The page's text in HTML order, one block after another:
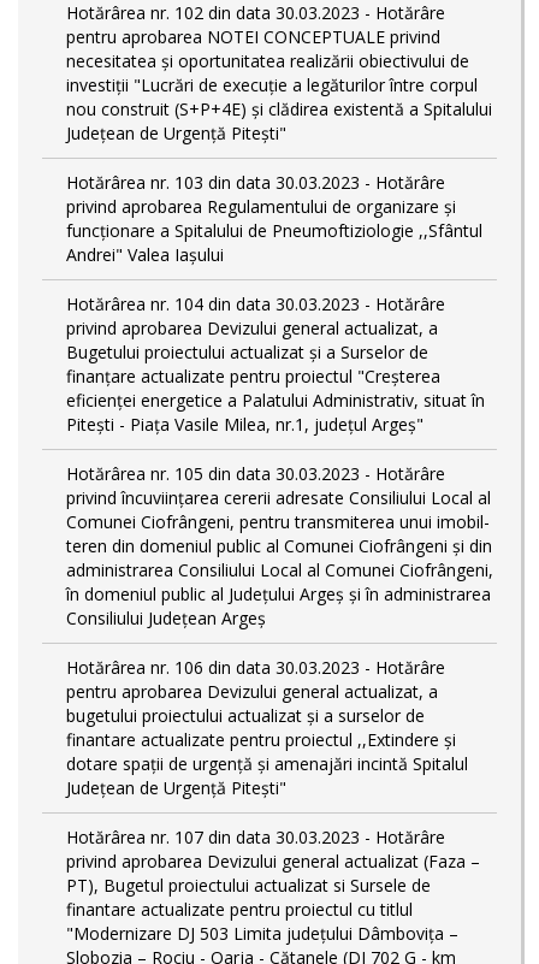
Hotărârea nr. 102 din data 30.03.2023 - Hotărâre
pentru aprobarea NOTEI CONCEPTUALE privind
necesitatea și oportunitatea realizării obiectivului de
investiții "Lucrări de execuție a legăturilor între corpul
nou construit (S+P+4E) și clădirea existentă a Spitalului
Județean de Urgență Pitești"
Hotărârea nr. 103 din data 30.03.2023 - Hotărâre
privind aprobarea Regulamentului de organizare și
funcționare a Spitalului de Pneumoftiziologie ,,Sfântul
Andrei" Valea Iașului
Hotărârea nr. 104 din data 30.03.2023 - Hotărâre
privind aprobarea Devizului general actualizat, a
Bugetului proiectului actualizat și a Surselor de
finanțare actualizate pentru proiectul "Creşterea
eficienţei energetice a Palatului Administrativ, situat în
Piteşti - Piaţa Vasile Milea, nr.1, judeţul Argeş"
Hotărârea nr. 105 din data 30.03.2023 - Hotărâre
privind încuviințarea cererii adresate Consiliului Local al
Comunei Ciofrângeni, pentru transmiterea unui imobil-
teren din domeniul public al Comunei Ciofrângeni și din
administrarea Consiliului Local al Comunei Ciofrângeni,
în domeniul public al Județului Argeș și în administrarea
Consiliului Județean Argeș
Hotărârea nr. 106 din data 30.03.2023 - Hotărâre
pentru aprobarea Devizului general actualizat, a
bugetului proiectului actualizat și a surselor de
finantare actualizate pentru proiectul ,,Extindere și
dotare spații de urgență și amenajări incintă Spitalul
Județean de Urgență Pitești"
Hotărârea nr. 107 din data 30.03.2023 - Hotărâre
privind aprobarea Devizului general actualizat (Faza –
PT), Bugetul proiectului actualizat si Sursele de
finantare actualizate pentru proiectul cu titlul
"Modernizare DJ 503 Limita județului Dâmbovița –
Slobozia – Rociu - Oarja - Cătanele (DJ 702 G - km